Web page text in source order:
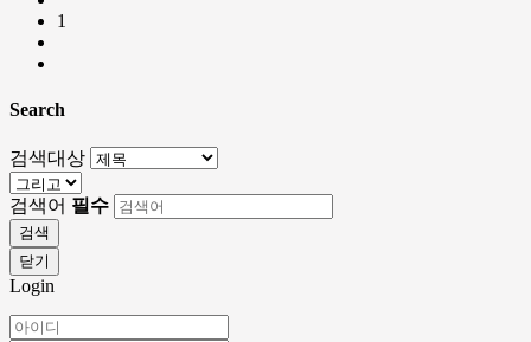
1
Search
검색대상
검색어 필수
검색
닫기
Login